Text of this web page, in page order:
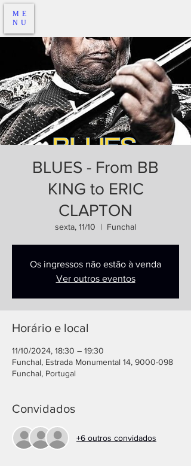
ME
NU
BLUES - From BB
KING to ERIC
CLAPTON
sexta, 11/10
  |
Funchal
Os ingressos não estão à venda
Ver outros eventos
Horário e local
11/10/2024, 18:30 – 19:30
Funchal, Estrada Monumental 14, 9000-098
Funchal, Portugal
Convidados
+6 outros convidados